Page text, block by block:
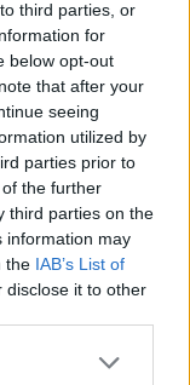
third parties, or
for
below opt-out
that after your
seeing
utilized by
parties prior to
the further
third parties on the
information may
the IAB’s List of
disclose it to other
or more Google
Ja vari izlasīt
viss ir